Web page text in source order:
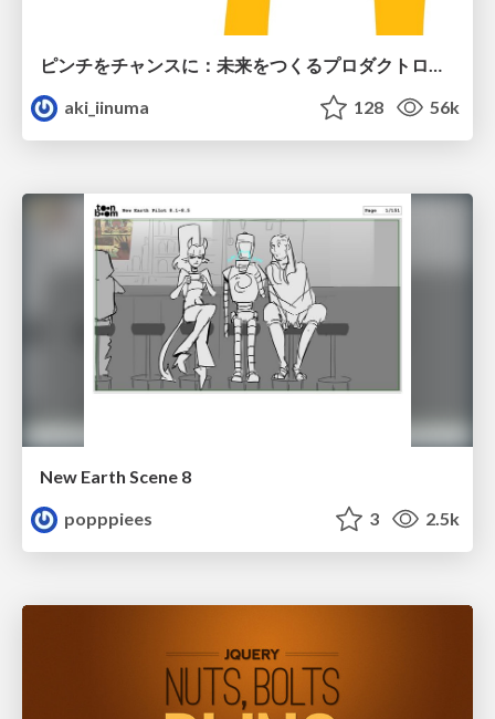
ピンチをチャンスに：未来をつくるプロダクトロードマップ #pmconf2020
aki_iinuma
128 56k
New Earth Scene 8
popppiees
3 2.5k